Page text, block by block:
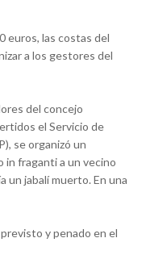
euros, las costas del
a los gestores del
del concejo
el Servicio de
se organizó un
in fraganti a un vecino
un jabalí muerto. En una
y penado en el